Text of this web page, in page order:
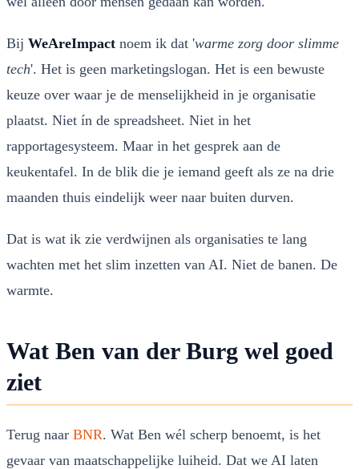
Bij WeAreImpact noem ik dat 'warme zorg door slimme
tech'. Het is geen marketingslogan. Het is een bewuste
keuze over waar je de menselijkheid in je organisatie
plaatst. Niet ín de spreadsheet. Niet in het
rapportagesysteem. Maar in het gesprek aan de
keukentafel. In de blik die je iemand geeft als ze na drie
maanden thuis eindelijk weer naar buiten durven.
Dat is wat ik zie verdwijnen als organisaties te lang
wachten met het slim inzetten van AI. Niet de banen. De
warmte.
Wat Ben van der Burg wel goed
ziet
Terug naar BNR. Wat Ben wél scherp benoemt, is het
gevaar van maatschappelijke luiheid. Dat we AI laten